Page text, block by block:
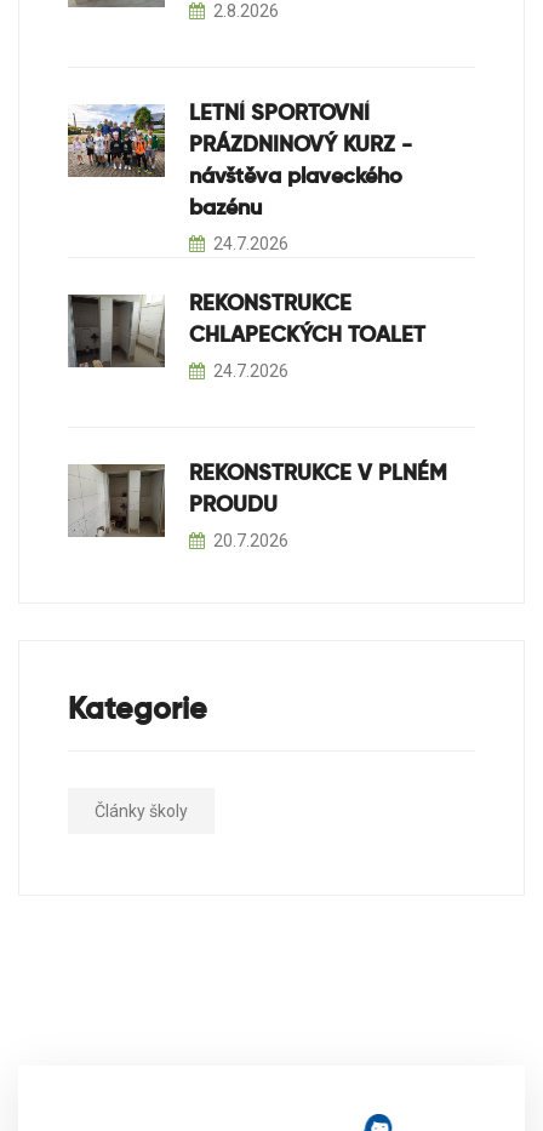
2.8.2026
LETNÍ SPORTOVNÍ
PRÁZDNINOVÝ KURZ -
návštěva plaveckého
bazénu
24.7.2026
REKONSTRUKCE
CHLAPECKÝCH TOALET
24.7.2026
REKONSTRUKCE V PLNÉM
PROUDU
20.7.2026
Kategorie
Články školy